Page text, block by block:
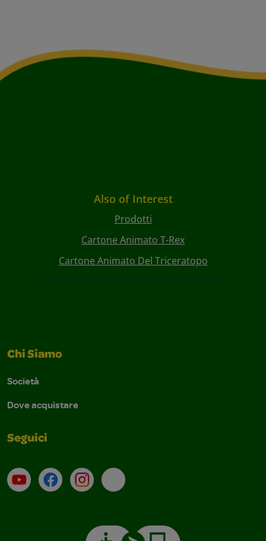
Also of Interest
Prodotti
Cartone Animato T-Rex
Cartone Animato Del Triceratopo
Chi Siamo
Società
Dove acquistare
Seguici
Su YouTube
ContattiProfilo Instagram
Email